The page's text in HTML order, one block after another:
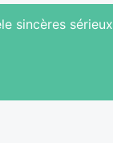
sincères sérieux